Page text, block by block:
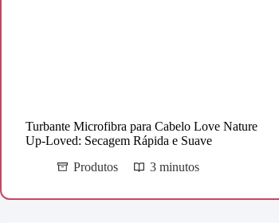
Turbante Microfibra para Cabelo Love Nature
Up-Loved: Secagem Rápida e Suave
Produtos
3 minutos